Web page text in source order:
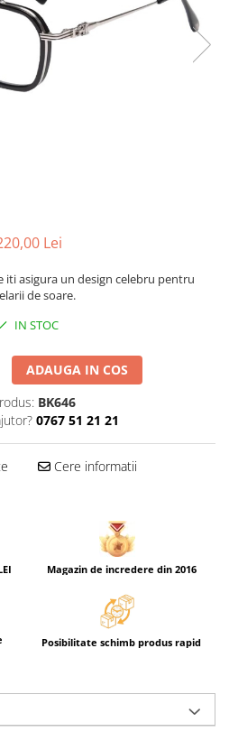
Lei
iti asigura un design celebru pentru
de soare.
IN STOC
ADAUGA IN COS
BK646
0767 51 21 21
Cere informatii
Magazin de incredere din 2016
Posibilitate schimb produs rapid